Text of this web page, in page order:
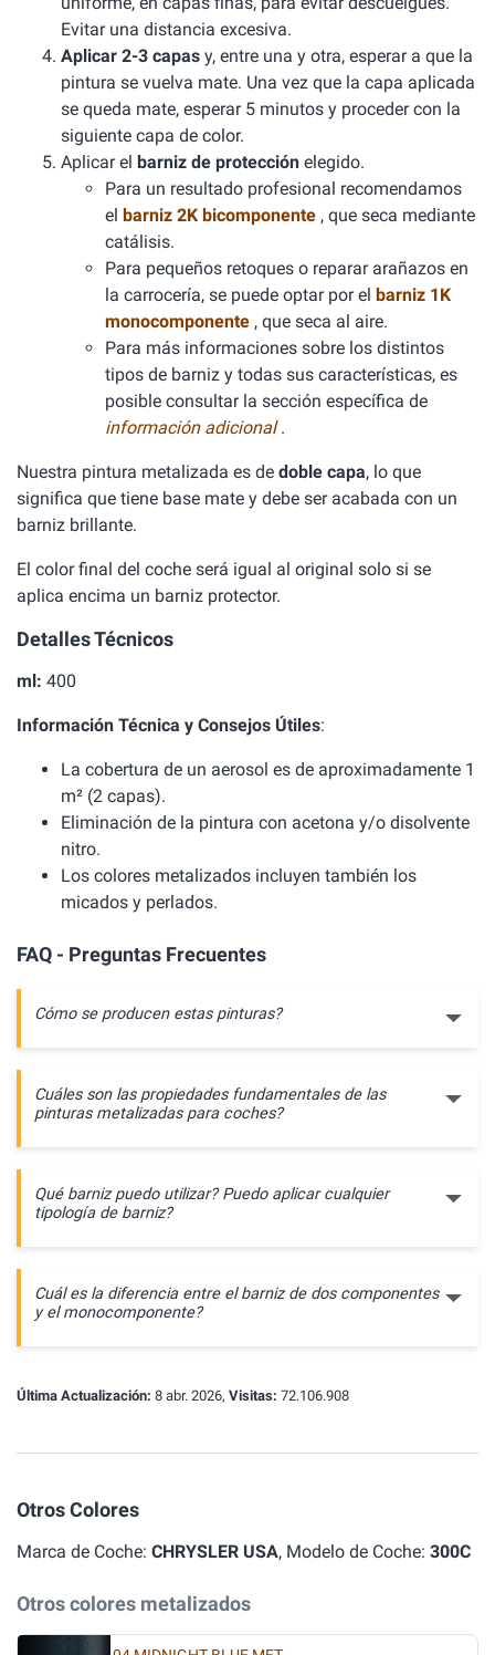
Evitar una distancia excesiva.
Aplicar 2-3 capas y, entre una y otra, esperar a que la
pintura se vuelva mate. Una vez que la capa aplicada
se queda mate, esperar 5 minutos y proceder con la
siguiente capa de color.
Aplicar el barniz de protección elegido.
Para un resultado profesional recomendamos
el barniz 2K bicomponente , que seca mediante
catálisis.
Para pequeños retoques o reparar arañazos en
la carrocería, se puede optar por el barniz 1K
monocomponente , que seca al aire.
Para más informaciones sobre los distintos
tipos de barniz y todas sus características, es
posible consultar la sección específica de
información adicional.
Nuestra pintura metalizada es de doble capa, lo que
significa que tiene base mate y debe ser acabada con un
barniz brillante.
El color final del coche será igual al original solo si se
aplica encima un barniz protector.
Detalles Técnicos
ml: 400
Información Técnica y Consejos Útiles:
La cobertura de un aerosol es de aproximadamente 1
m² (2 capas).
Eliminación de la pintura con acetona y/o disolvente
nitro.
Los colores metalizados incluyen también los
micados y perlados.
FAQ - Preguntas Frecuentes
Cómo se producen estas pinturas?
Cuáles son las propiedades fundamentales de las
pinturas metalizadas para coches?
Qué barniz puedo utilizar? Puedo aplicar cualquier
tipología de barniz?
Cuál es la diferencia entre el barniz de dos componentes
y el monocomponente?
Última Actualización: 8 abr. 2026, Visitas: 72.106.908
Otros Colores
Marca de Coche: CHRYSLER USA, Modelo de Coche: 300C
Otros colores metalizados